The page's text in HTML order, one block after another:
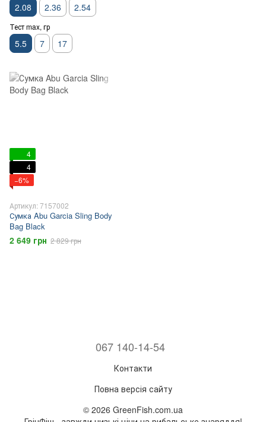
2.08 2.36 2.54
Тест max, гр
5.5 7 17
4
4
−6%
Артикул: 7157002
Сумка Abu Garcia Sling Body
Bag Black
2 649 грн 2 829 грн
067 140-14-54
Контакти
Повна версія сайту
© 2026 GreenFish.com.ua